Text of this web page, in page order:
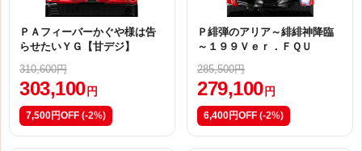
ＰＡフィーバーかぐや様は告
らせたいＹＧ【甘デジ】
310,600円
303,100 円
7,500円OFF (-2%)
Ｐ緋弾のアリア～緋緋神降臨
～１９９Ｖｅｒ．ＦＱＵ
285,500円
279,100 円
6,400円OFF (-2%)